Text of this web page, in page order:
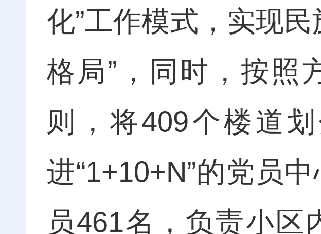
化”工作模式，实现
格局”，同时，按照
则，将409个楼道
进“1+10+N”的党员
员461名，负责小区